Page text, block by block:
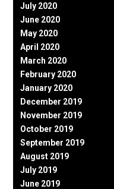
July 2020
June 2020
May 2020
April 2020
March 2020
February 2020
January 2020
December 2019
November 2019
October 2019
September 2019
August 2019
July 2019
June 2019